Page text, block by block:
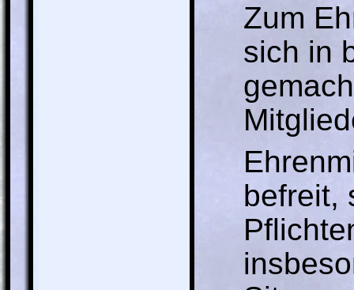
Zum
sich in
befreit,